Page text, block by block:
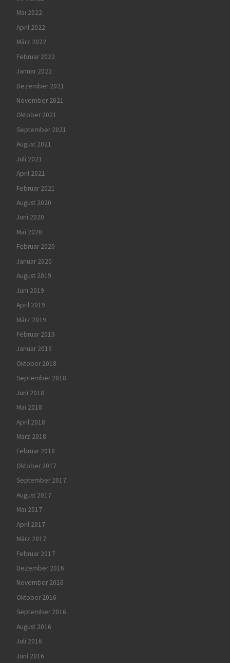
Mai 2022
April 2022
März 2022
Februar 2022
Januar 2022
Dezember 2021
November 2021
Oktober 2021
September 2021
August 2021
Juli 2021
April 2021
Februar 2021
August 2020
Juni 2020
Mai 2020
Februar 2020
Januar 2020
August 2019
Juni 2019
April 2019
März 2019
Februar 2019
Januar 2019
Oktober 2018
September 2018
Juni 2018
Mai 2018
April 2018
März 2018
Februar 2018
Oktober 2017
September 2017
August 2017
Mai 2017
April 2017
März 2017
Februar 2017
Dezember 2016
November 2016
Oktober 2016
September 2016
August 2016
Juli 2016
Juni 2016